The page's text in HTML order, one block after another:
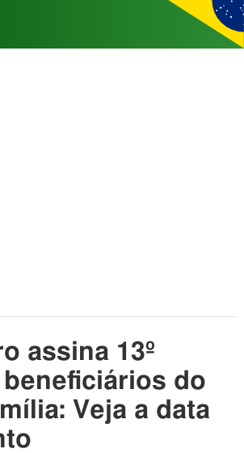
assina 13º
do
Veja a data